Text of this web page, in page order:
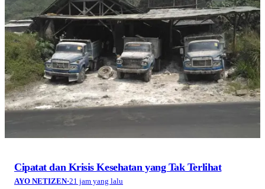
Cipatat dan Krisis Kesehatan yang Tak Terlihat
AYO NETIZEN·21 jam yang lalu